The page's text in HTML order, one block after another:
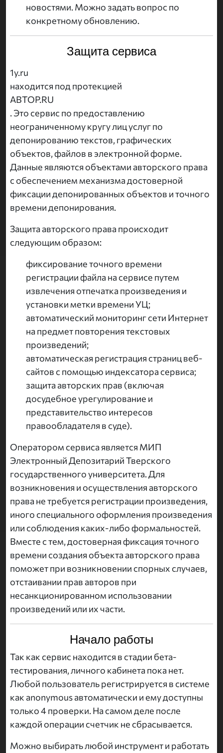
новостями. Можно задать вопрос по
конкретному обновлению.
Защита сервиса
1y.ru
находится под протекцией
АВТОР.RU
. Это сервис по предоставлению
неограниченному кругу лиц услуг по
депонированию текстов, графических
объектов, файлов в электронной форме.
Данные являются объектами авторского права
с обеспечением механизма достоверной
фиксации депонированных объектов и точного
времени депонирования.
Защита авторского права происходит
следующим образом:
фиксирование точного времени
регистрации файла на сервисе путем
извлечения отпечатка произведения и
установки метки времени УЦ;
автоматический мониторинг сети Интернет
на предмет повторения текстовых
произведений;
автоматическая регистрация страниц веб-
сайтов с помощью индексатора сервиса;
защита авторских прав (включая
досудебное урегулирование и
представительство интересов
правообладателя в суде).
Оператором сервиса является МИП
Электронный Депозитарий Тверского
государственного университета. Для
возникновения и осуществления авторского
права не требуется регистрации произведения,
иного специального оформления произведения
или соблюдения каких-либо формальностей.
Вместе с тем, достоверная фиксация точного
времени создания объекта авторского права
поможет при возникновении спорных случаев,
отстаивании прав авторов при
несанкционированном использовании
произведений или их части.
Начало работы
Так как сервис находится в стадии бета-
тестирования, личного кабинета пока нет.
Любой пользователь регистрируется в системе
как anonymous автоматически и ему доступны
только 4 проверки. На самом деле после
каждой операции счетчик не сбрасывается.
Можно выбирать любой инструмент и работать